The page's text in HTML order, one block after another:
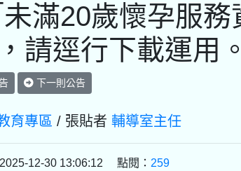
滿20歲懷孕服
請逕行下載運用。
下一則公告
育專區 / 張貼者 輔導室主任
12-30 13:06:12 點閱： 259